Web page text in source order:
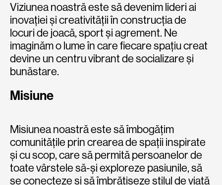
Viziunea noastră este să devenim lideri ai
inovației și creativității în construcția de
locuri de joacă, sport și agrement. Ne
imaginăm o lume în care fiecare spațiu creat
devine un centru vibrant de socializare și
bunăstare.
Misiune
Misiunea noastră este să îmbogățim
comunitățile prin crearea de spații inspirate
și cu scop, care să permită persoanelor de
toate vârstele să-și exploreze pasiunile, să
se conecteze și să îmbrățișeze stilul de viață